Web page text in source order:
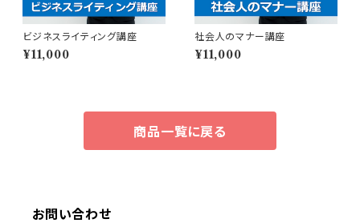
ビジネスライティング講座
¥11,000
社会人のマナー講座
¥11,000
商品一覧に戻る
お問い合わせ